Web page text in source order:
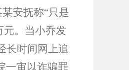
安抚称“只是
元。当小乔发
长时间网上追
一审以诈骗罪